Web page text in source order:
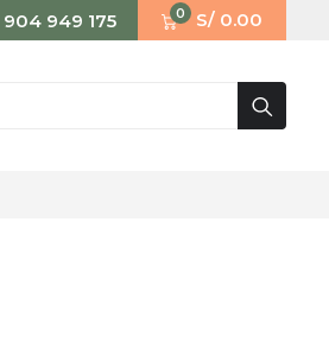
904 949 175 0 S/ 0.00